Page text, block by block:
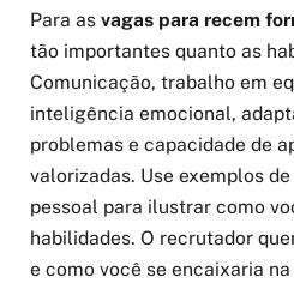
Para as vagas para recem
tão importantes quanto as
Comunicação, trabalho em
inteligência emocional,
problemas e capacidade de
valorizadas. Use exemplos
pessoal para ilustrar como
habilidades. O recrutador
e como você se encaixaria na